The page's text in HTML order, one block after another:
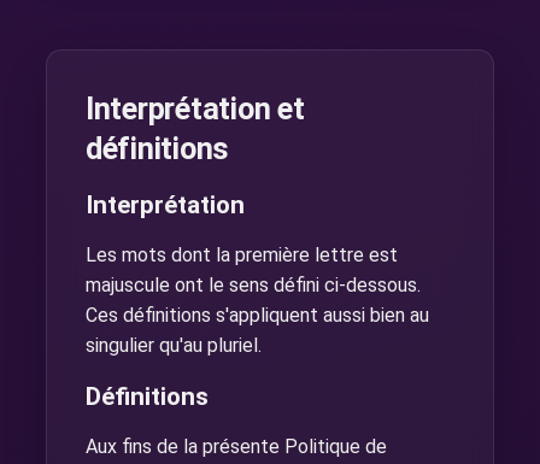
Interprétation et
définitions
Interprétation
Les mots dont la première lettre est
majuscule ont le sens défini ci-dessous.
Ces définitions s'appliquent aussi bien au
singulier qu'au pluriel.
Définitions
Aux fins de la présente Politique de